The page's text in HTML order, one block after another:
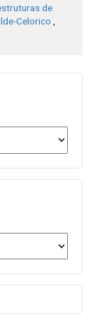
de
Celorico